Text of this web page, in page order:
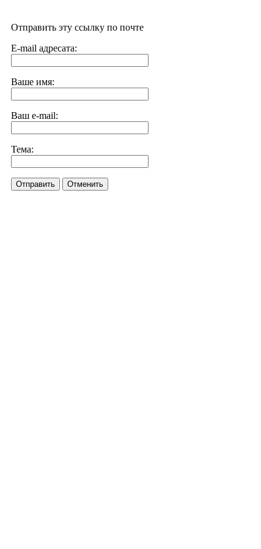
Отправить эту ссылку по почте
E-mail адресата:
Ваше имя:
Ваш e-mail:
Тема:
Отправить Отменить